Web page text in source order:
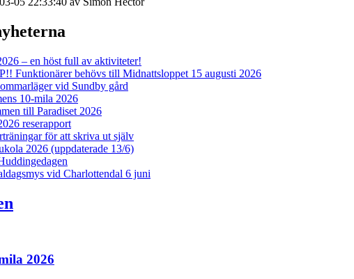
– en höst full av aktiviteter!
Funktionärer behövs till Midnattsloppet 15 augusti 2026
vid Sundby gård
10-mila 2026
till Paradiset 2026
reserapport
för att skriva ut själv
2026 (uppdaterade 13/6)
vid Charlottendal 6 juni
2026